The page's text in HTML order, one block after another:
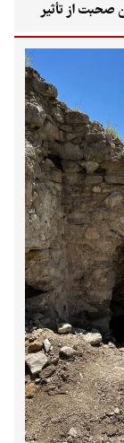
صحبت از تأثیر
فعالان
شن و
جدیت در جریان
در مازندران را
تشدید کرده که دو هفته قبل هم زمین‌لغزش دیگری در کیلومتر ۶
برای